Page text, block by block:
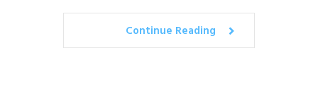
Continue Reading